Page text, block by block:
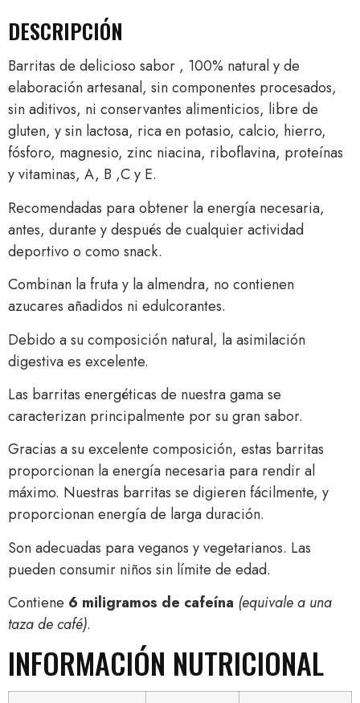
DESCRIPCIÓN
Barritas de delicioso sabor , 100% natural y de
elaboración artesanal, sin componentes procesados,
sin aditivos, ni conservantes alimenticios, libre de
gluten, y sin lactosa, rica en potasio, calcio, hierro,
fósforo, magnesio, zinc niacina, riboflavina, proteínas
y vitaminas, A, B ,C y E.
Recomendadas para obtener la energía necesaria,
antes, durante y después de cualquier actividad
deportivo o como snack.
Combinan la fruta y la almendra, no contienen
azucares añadidos ni edulcorantes.
Debido a su composición natural, la asimilación
digestiva es excelente.
Las barritas energéticas de nuestra gama se
caracterizan principalmente por su gran sabor.
Gracias a su excelente composición, estas barritas
proporcionan la energía necesaria para rendir al
máximo. Nuestras barritas se digieren fácilmente, y
proporcionan energía de larga duración.
Son adecuadas para veganos y vegetarianos. Las
pueden consumir niños sin límite de edad.
Contiene 6 miligramos de cafeína (equivale a una
taza de café).
INFORMACIÓN NUTRICIONAL